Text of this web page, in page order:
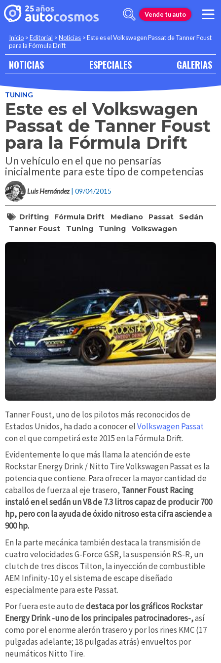
Vende tu auto
Inicio >Editorial >Noticias >Este es el Volkswagen Passat de Tanner Foust
para la Fórmula Drift
NOTICIAS ESPECIALES GALERIAS
TUNING
Este es el Volkswagen
Passat de Tanner Foust
para la Fórmula Drift
Un vehículo en el que no pensarías
inicialmente para este tipo de competencias
Luis Hernández | 09/04/2015
Drifting Fórmula Drift Mediano Passat
Sedán
Tanner Foust
Tuning Tuning Volkswagen
Tanner Foust, uno de los pilotos más reconocidos de
Estados Unidos, ha dado a conocer elVolkswagen Passat
con el que competirá este 2015 en la Fórmula Drift.
Evidentemente lo que más llama la atención de este
Rockstar Energy Drink / Nitto Tire Volkswagen Passat es la
potencia que contiene. Para ofrecer la mayor cantidad de
caballos de fuerza al eje trasero, Tanner Foust Racing
instaló en el sedán un V8 de 7.3 litros capaz de producir 700
hp, pero con la ayuda de óxido nitroso esta cifra asciende a
900 hp.
En la parte mecánica también destaca la transmisión de
cuatro velocidades G-Force GSR, la suspensión RS-R, un
clutch de tres discos Tilton, la inyección de combustible
AEM Infinity-10 y el sistema de escape diseñado
especialmente para este Passat.
Por fuera este auto dedestaca por los gráficos Rockstar
Energy Drink -uno de los principales patrocinadores-,así
como por el enorme alerón trasero y por los rines KMC (17
pulgadas adelante; 18 pulgadas atrás) envueltos por
neumáticos Nitto Tire.